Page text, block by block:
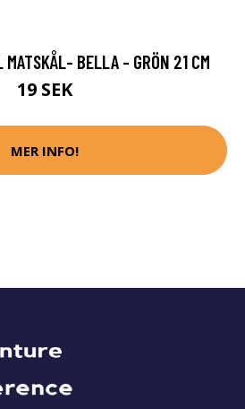
MATSKÅL- BELLA - GRÖN 21 CM
19 SEK
MER INFO!